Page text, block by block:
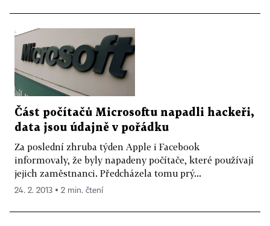
Část počítačů Microsoftu napadli hackeři,
data jsou údajně v pořádku
Za poslední zhruba týden Apple i Facebook
informovaly, že byly napadeny počítače, které používají
jejich zaměstnanci. Předcházela tomu prý...
24. 2. 2013 ▪ 2 min. čtení